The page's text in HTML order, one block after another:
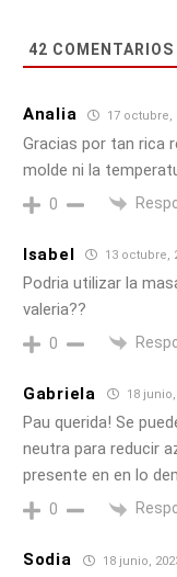
42 COMENTARIOS
Analia 17 octubre,
Gracias por tan rica
molde ni la
0
Isabel 13 octubre,
Podria utilizar la
valeria??
0
Gabriela 18
Pau querida! Se
neutra para reducir
presente en en lo
0
Sodia 18 junio,